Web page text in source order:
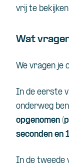
vrij te
Wat
We vragen je
In de eerste
onderweg
opgenomen
seconden en
In de tweede